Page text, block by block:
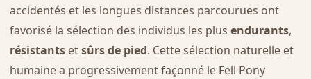
accidentés et les longues distances parcourues ont
favorisé la sélection des individus les plus endurants,
résistantsetsûrs de pied. Cette sélection naturelle et
humaine a progressivement façonné le Fell Pony